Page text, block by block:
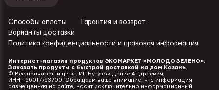
Ссылки - подвал
Способы оплаты
Гарантия и возврат
Варианты доставки
Политика конфиденциальности и правовая информация
Интернет-магазин продуктов ЭКОМАРКЕТ «МОЛОДО ЗЕЛЕНО».
Заказать продукты с быстрой доставкой на дом Казань.
©️ Все права защищены. ИП Бутузов Денис Андреевич,
ИНН: 166017763700. Обращаем ваше внимание, что информация
размещенная на сайте, носит исключительно информационный